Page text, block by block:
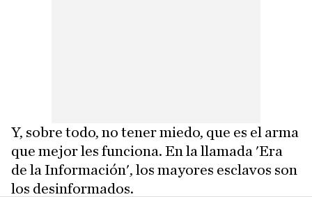
Y, sobre todo, no tener miedo, que es el arma
que mejor les funciona. En la llamada 'Era
de la Información', los mayores esclavos son
los desinformados.